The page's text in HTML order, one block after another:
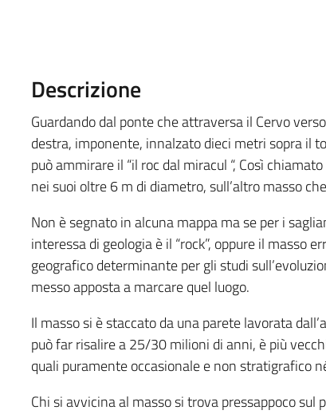
Descrizione
Guardando dal ponte che attraversa il Cervo
destra, imponente, innalzato dieci metri sopra il
può ammirare il “il roc dal miracul “, Così
nei suoi oltre 6 m di diametro, sull’altro masso
Non è segnato in alcuna mappa ma se per i
interessa di geologia è il “rock”, oppure il masso
geografico determinante per gli studi
messo apposta a marcare quel luogo.
Il masso si è staccato da una parete lavorata
può far risalire a 25/30 milioni di anni, è più
quali puramente occasionale e non stratigrafico
Chi si avvicina al masso si trova pressappoco